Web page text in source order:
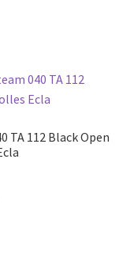
TA 112 Black Open